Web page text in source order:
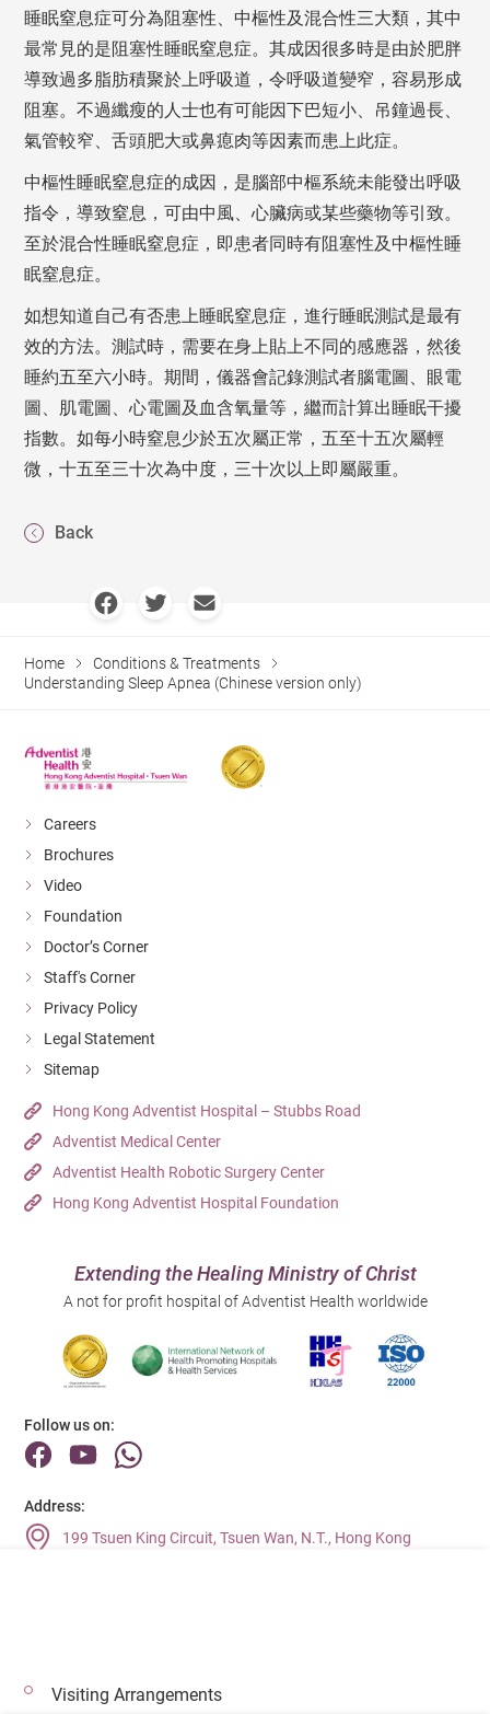
睡眠窒息症可分為阻塞性、中樞性及混合性三大類，其中
最常見的是阻塞性睡眠窒息症。其成因很多時是由於肥胖
導致過多脂肪積聚於上呼吸道，令呼吸道變窄，容易形成
阻塞。不過纖瘦的人士也有可能因下巴短小、吊鐘過長、
氣管較窄、舌頭肥大或鼻瘜肉等因素而患上此症。
中樞性睡眠窒息症的成因，是腦部中樞系統未能發出呼吸
指令，導致窒息，可由中風、心臟病或某些藥物等引致。
至於混合性睡眠窒息症，即患者同時有阻塞性及中樞性睡
眠窒息症。
如想知道自己有否患上睡眠窒息症，進行睡眠測試是最有
效的方法。測試時，需要在身上貼上不同的感應器，然後
睡約五至六小時。期間，儀器會記錄測試者腦電圖、眼電
圖、肌電圖、心電圖及血含氧量等，繼而計算出睡眠干擾
指數。如每小時窒息少於五次屬正常，五至十五次屬輕
微，十五至三十次為中度，三十次以上即屬嚴重。
Back
Home
Conditions & Treatments
Understanding Sleep Apnea (Chinese version only)
Careers
Brochures
Video
Foundation
Doctor’s Corner
Staff's Corner
Privacy Policy
Legal Statement
Sitemap
Hong Kong Adventist Hospital – Stubbs Road
Adventist Medical Center
Adventist Health Robotic Surgery Center
Hong Kong Adventist Hospital Foundation
Extending the Healing Ministry of Christ
A not for profit hospital of Adventist Health worldwide
Follow us on:
Address:
199 Tsuen King Circuit, Tsuen Wan, N.T., Hong Kong
© 2026 Copyright © Adventist Health. All rights reserved.
Visiting Arrangements